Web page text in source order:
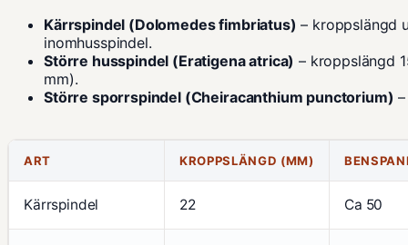
Kärrspindel (Dolomedes fimbriatus) – kroppslängd
inomhusspindel.
Större husspindel (Eratigena atrica) – kroppslängd
mm).
Större sporrspindel (Cheiracanthium punctorium)
ART KROPPSLÄNGD (MM)
Kärrspindel 22 Ca 50